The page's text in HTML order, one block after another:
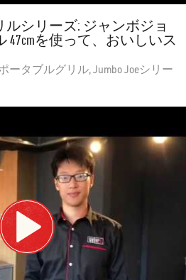
ルシリーズ: ジャンボジョ
47cmを使って、おいしいス
ータブルグリル, Jumbo Joeシリー